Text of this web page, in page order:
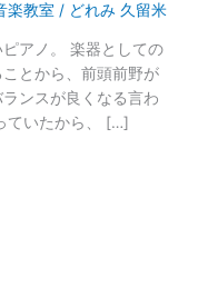
楽教室 / どれみ 久留米
アノ。 楽器としての
とから、前頭前野が
ンスが良くなる言わ
ていたから、 […]